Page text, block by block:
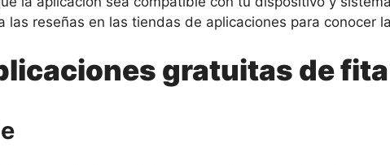
las reseñas en las tiendas de aplicaciones para conocer
gratuitas de